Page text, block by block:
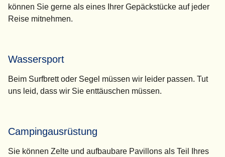
können Sie gerne als eines Ihrer Gepäckstücke auf jeder
Reise mitnehmen.
Wassersport
Beim Surfbrett oder Segel müssen wir leider passen. Tut
uns leid, dass wir Sie enttäuschen müssen.
Campingausrüstung
Sie können Zelte und aufbaubare Pavillons als Teil Ihres